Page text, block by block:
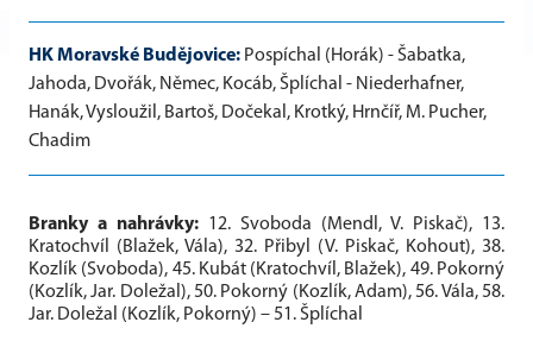
HK Moravské Budějovice: Pospíchal (Horák) - Šabatka,
Jahoda, Dvořák, Němec, Kocáb, Šplíchal - Niederhafner,
Hanák, Vysloužil, Bartoš, Dočekal, Krotký, Hrnčíř, M. Pucher,
Chadim
Branky a nahrávky: 12. Svoboda (Mendl, V. Piskač), 13.
Kratochvíl (Blažek, Vála), 32. Přibyl (V. Piskač, Kohout), 38.
Kozlík (Svoboda), 45. Kubát (Kratochvíl, Blažek), 49. Pokorný
(Kozlík, Jar. Doležal), 50. Pokorný (Kozlík, Adam), 56. Vála, 58.
Jar. Doležal (Kozlík, Pokorný) – 51. Šplíchal